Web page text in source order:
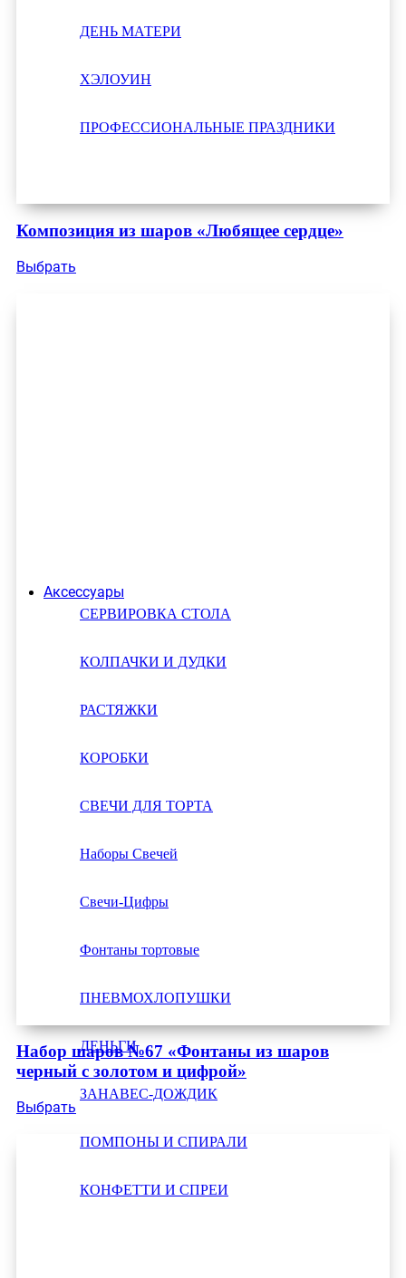
ДЕНЬ МАТЕРИ
ХЭЛОУИН
ПРОФЕССИОНАЛЬНЫЕ ПРАЗДНИКИ
Аксессуары
СЕРВИРОВКА СТОЛА
КОЛПАЧКИ И ДУДКИ
РАСТЯЖКИ
КОРОБКИ
СВЕЧИ ДЛЯ ТОРТА
Наборы Свечей
Свечи-Цифры
Фонтаны тортовые
ПНЕВМОХЛОПУШКИ
ДЕНЬГИ
ЗАНАВЕС-ДОЖДИК
ПОМПОНЫ И СПИРАЛИ
КОНФЕТТИ И СПРЕИ
Композиция из шаров «Любящее сердце»
Выбрать
Набор шаров №67 «Фонтаны из шаров
черный с золотом и цифрой»
Выбрать